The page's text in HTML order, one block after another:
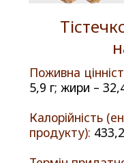
Поживна
5,9 г; жири –
Калорійність
продукту):